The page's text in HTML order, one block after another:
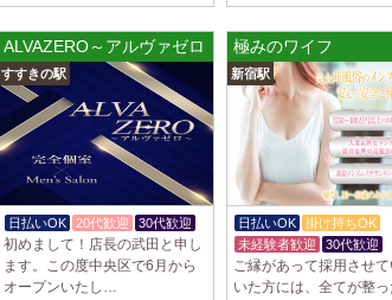
ALVAZERO～アルヴァゼロ～
すすきの駅
日払いOK 20代歓迎 30代歓迎
初めまして！店長の武田と申し
ます。この度中央区で6月から
オープンいたし…
極みのワイフ
新宿駅
日払いOK
掛け持ちOK
未経験者歓迎
30代歓迎
ご縁があって採用させ
いた方には、全てが整